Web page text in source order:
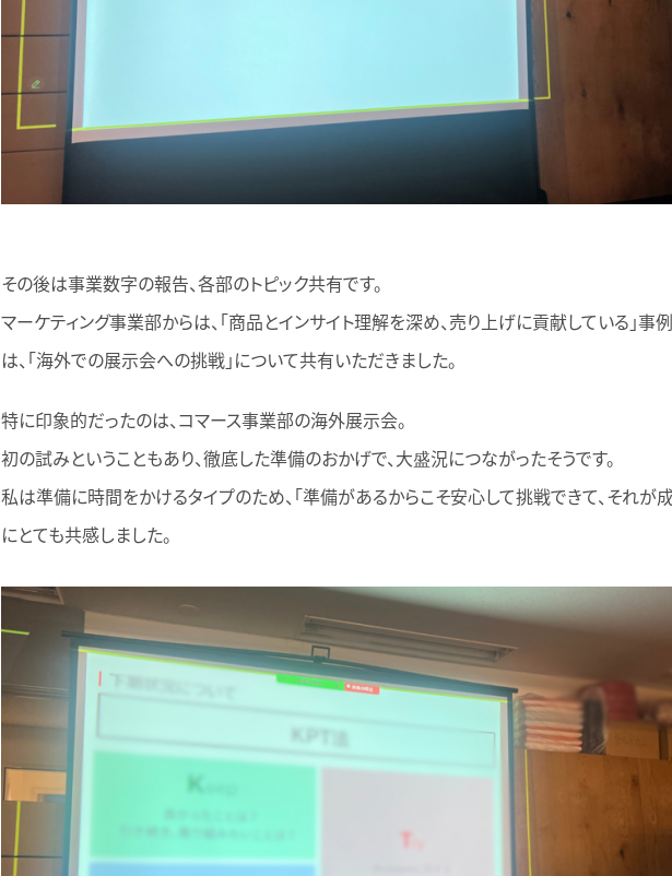
その後は事業数字の報告、各部のトピック共有です。
マーケティング事業部からは、「商品とインサイト理解を深め、売り上げに貢献している」事
は、「海外での展示会への挑戦」について共有いただきました。
特に印象的だったのは、コマース事業部の海外展示会。
初の試みということもあり、徹底した準備のおかげで、大盛況につながったそうです。
私は準備に時間をかけるタイプのため、「準備があるからこそ安心して挑戦できて、それが
にとても共感しました。